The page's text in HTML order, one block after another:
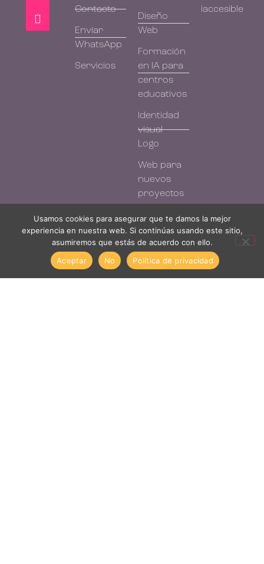
Contacto
Enviar
WhatsApp
Servicios
Diseño
Web
Formación
en IA para
centros
educativos
Identidad
visual -
Logo
Web para
nuevos
proyectos
iaccesible
PrivacidadAviso legal Política de devoluciones
Usamos cookies para asegurar que te damos la mejor
experiencia en nuestra web. Si continúas usando este sitio,
asumiremos que estás de acuerdo con ello.
Aceptar
No Política de privacidad